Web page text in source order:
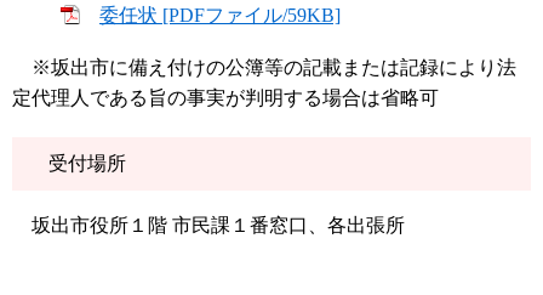
委任状 [PDFファイル/59KB]
※坂出市に備え付けの公簿等の記載または記録により法
定代理人である旨の事実が判明する場合は省略可
受付場所
坂出市役所１階 市民課１番窓口、各出張所